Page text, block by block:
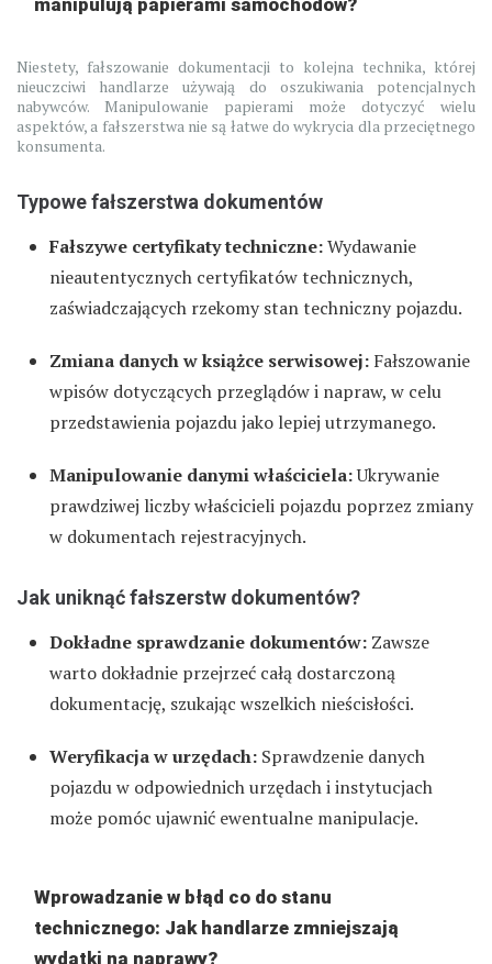
manipulują papierami samochodów?
Niestety, fałszowanie dokumentacji to kolejna technika, której
nieuczciwi handlarze używają do oszukiwania potencjalnych
nabywców. Manipulowanie papierami może dotyczyć wielu
aspektów, a fałszerstwa nie są łatwe do wykrycia dla przeciętnego
konsumenta.
Typowe fałszerstwa dokumentów
Fałszywe certyfikaty techniczne:Wydawanie
nieautentycznych certyfikatów technicznych,
zaświadczających rzekomy stan techniczny pojazdu.
Zmiana danych w książce serwisowej: Fałszowanie
wpisów dotyczących przeglądów i napraw, w celu
przedstawienia pojazdu jako lepiej utrzymanego.
Manipulowanie danymi właściciela:Ukrywanie
prawdziwej liczby właścicieli pojazdu poprzez zmiany
w dokumentach rejestracyjnych.
Jak uniknąć fałszerstw dokumentów?
Dokładne sprawdzanie dokumentów: Zawsze
warto dokładnie przejrzeć całą dostarczoną
dokumentację, szukając wszelkich nieścisłości.
Weryfikacja w urzędach: Sprawdzenie danych
pojazdu w odpowiednich urzędach i instytucjach
może pomóc ujawnić ewentualne manipulacje.
Wprowadzanie w błąd co do stanu
technicznego: Jak handlarze zmniejszają
wydatki na naprawy?